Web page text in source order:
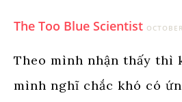
The Too Blue Scientist
Theo mình nhận thấy thì
mình nghĩ chắc khó có